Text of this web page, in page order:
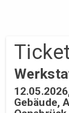
Gebäude,